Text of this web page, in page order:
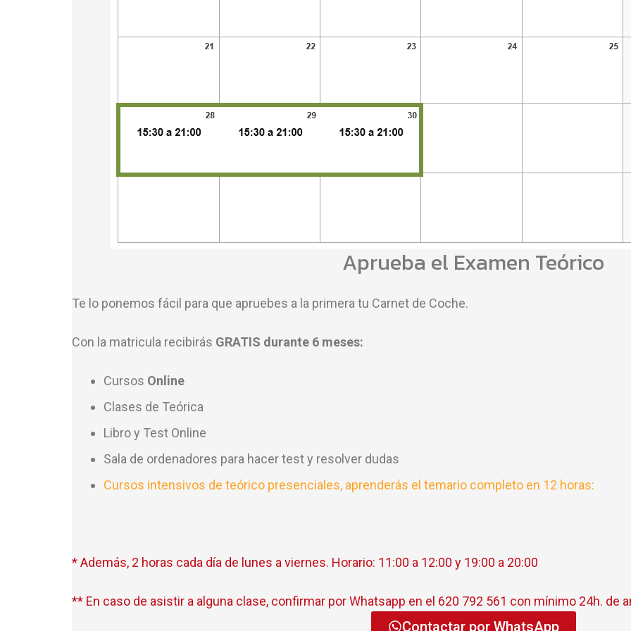
Aprueba el Examen Teórico
Te lo ponemos fácil para que apruebes a la primera tu Carnet de Coche.
Con la matricula recibirás GRATIS durante 6 meses:
Cursos Online
Clases de Teórica
Libro y Test Online
Sala de ordenadores para hacer test y resolver dudas
Cursos intensivos de teórico presenciales, aprenderás el temario completo en 12 horas:
* Además, 2 horas cada día de lunes a viernes. Horario: 11:00 a 12:00 y 19:00 a 20:00
** En caso de asistir a alguna clase, confirmar por Whatsapp en el 620 792 561 con mínimo 24h. de
Contactar por WhatsApp